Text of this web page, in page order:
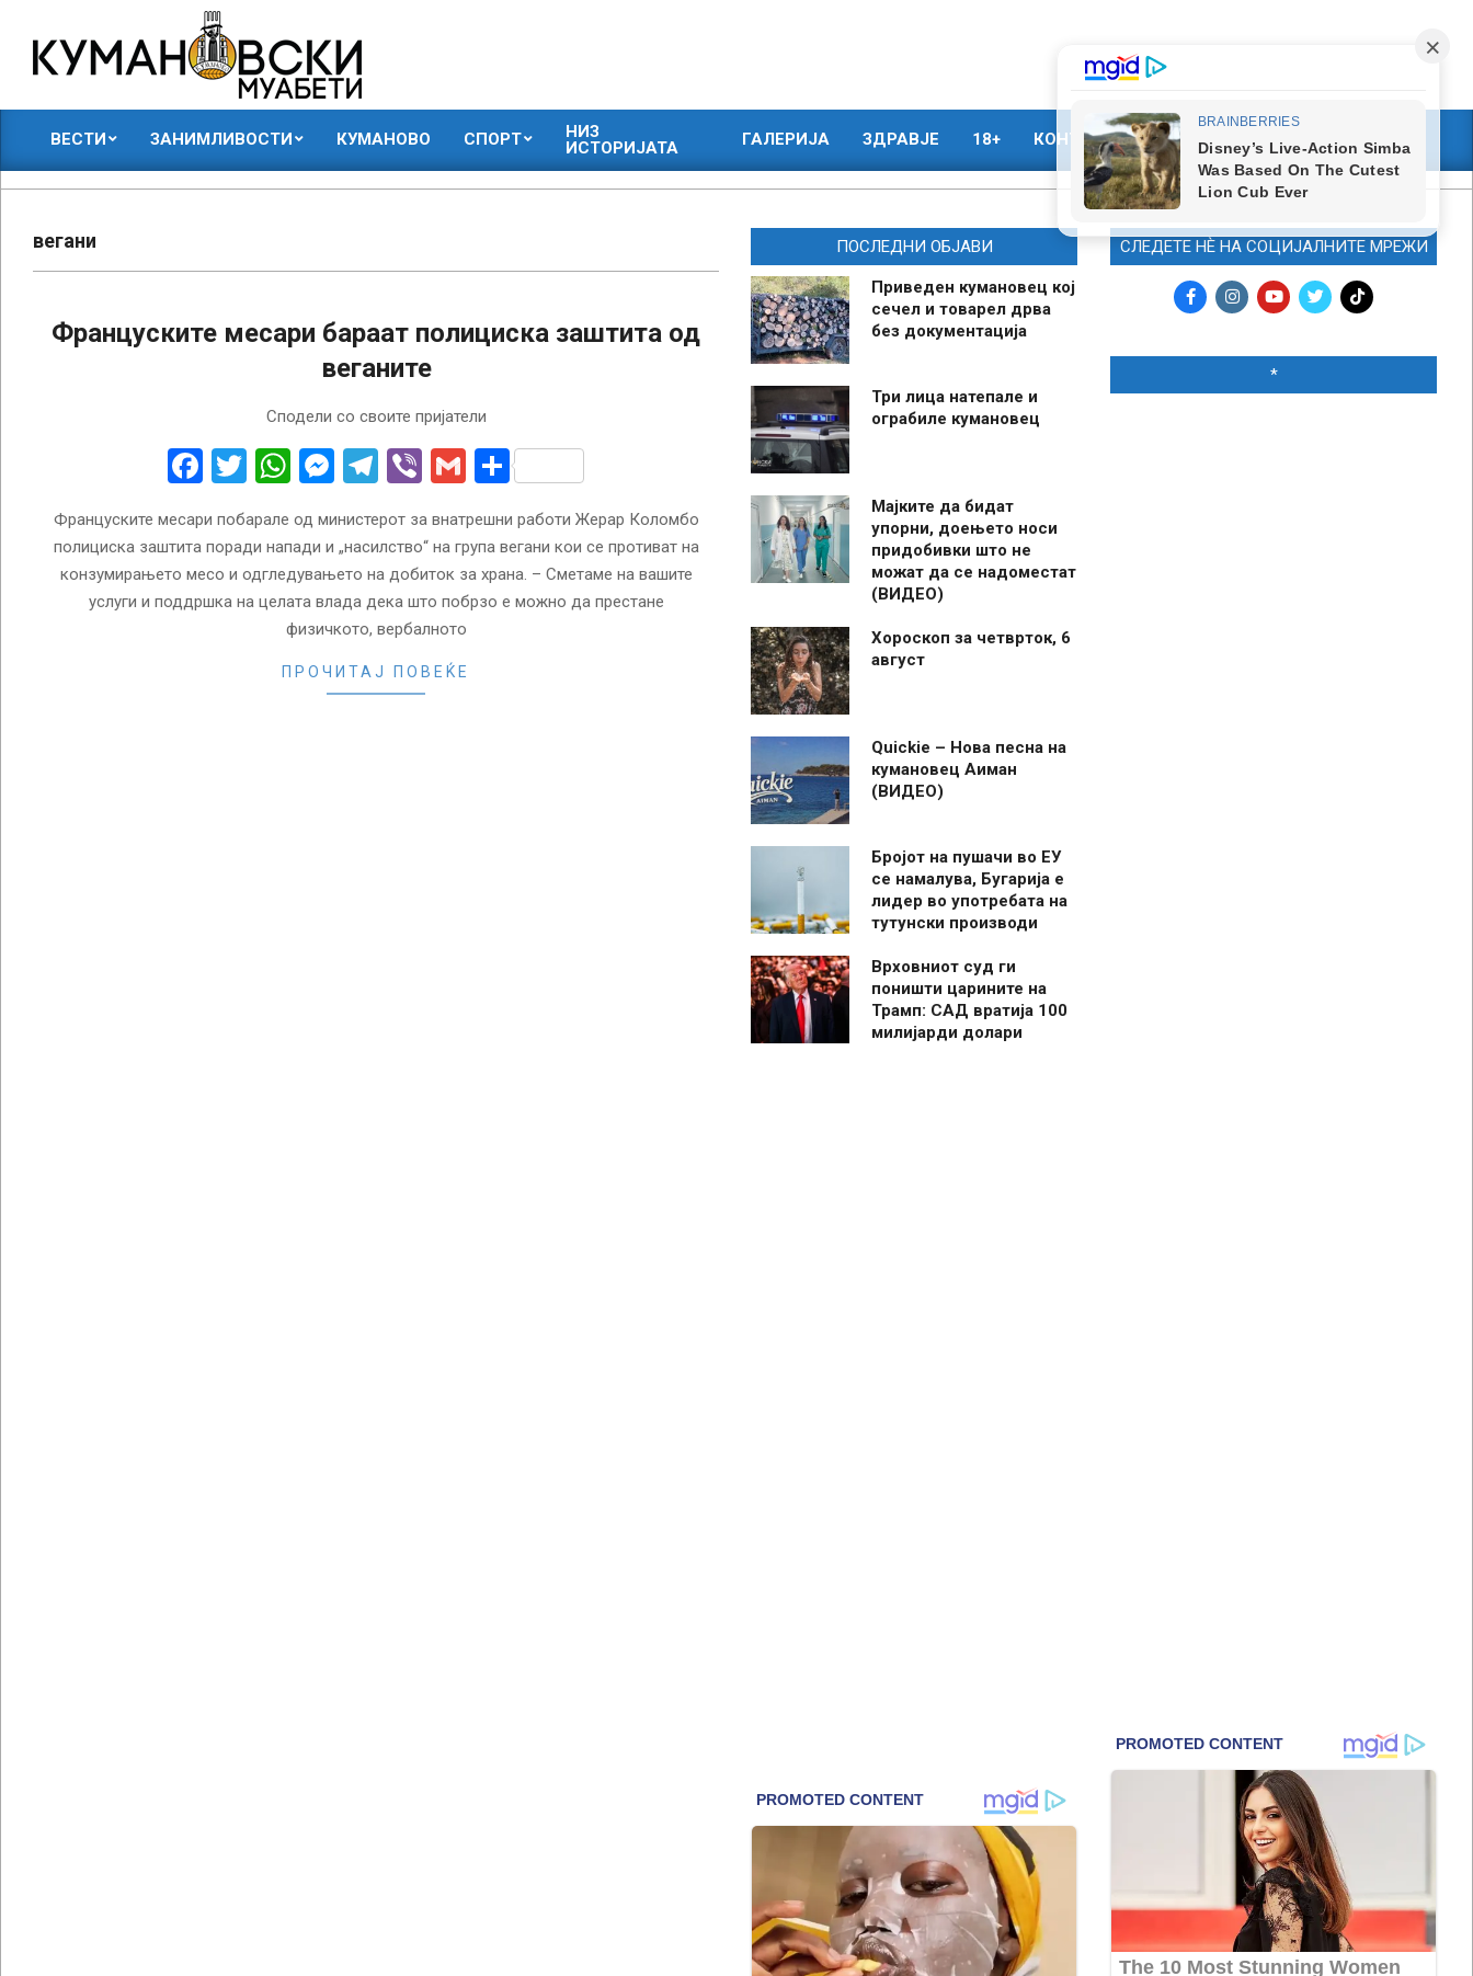
content
КУМАНОВСКИ
МУАБЕТИ
ВЕСТИ ЗАНИМЛИВОСТИ КУМАНОВО СПОРТ
НИЗ
ИСТОРИЈАТА
ГАЛЕРИЈА ЗДРАВЈЕ 18+ КОНТАКТ МАРКЕТИНГ
вегани
Француските месари бараат полициска заштита од
веганите
Сподели со своите пријатели
Facebook
Twitter
WhatsApp
Messenger
Telegram
ViberGmailShare
Француските месари побарале од министерот за внатрешни работи Жерар Коломбо
полициска заштита поради напади и „насилство“ на група вегани кои се противат на
конзумирањето месо и одгледувањето на добиток за храна. – Сметаме на вашите
услуги и поддршка на целата влада дека што побрзо е можно да престане
физичкото, вербалното
ПРОЧИТАЈ ПОВЕЌЕ
ПОСЛЕДНИ ОБЈАВИ
Приведен кумановец кој
сечел и товарел дрва
без документација
Три лица натепале и
ограбиле кумановец
Мајките да бидат
упорни, доењето носи
придобивки што не
можат да се надоместат
(ВИДЕО)
Хороскоп за четврток, 6
август
Quickie – Нова песна на
кумановец Аиман
(ВИДЕО)
Бројот на пушачи во ЕУ
се намалува, Бугарија е
лидер во употребата на
тутунски производи
Врховниот суд ги
поништи царините на
Трамп: САД вратија 100
милијарди долари
СЛЕДЕТЕ НЀ НА СОЦИЈАЛНИТЕ МРЕЖИ
*